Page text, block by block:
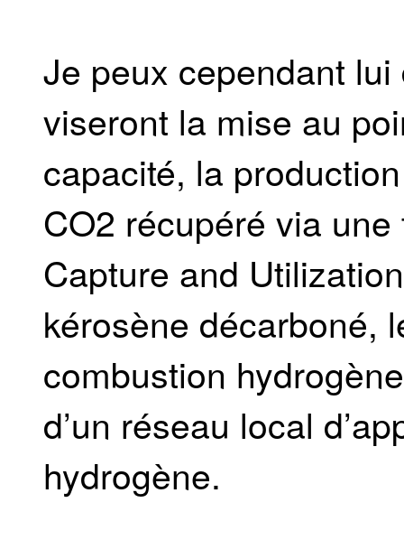
Je peux cependant
viseront la mise au
capacité, la
CO2 récupéré via
Capture and
kérosène décarboné,
combustion
d’un réseau local
hydrogène.